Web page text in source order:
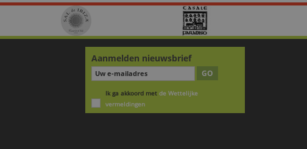
Aanmelden nieuwsbrief
GO
Ik ga akkoord met de Wettelijke
vermeldingen